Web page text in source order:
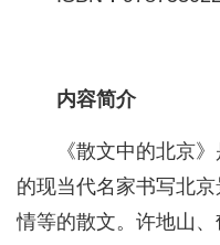
内容简介
《散文中的北京
的现当代名家书写北
情等的散文。许地山